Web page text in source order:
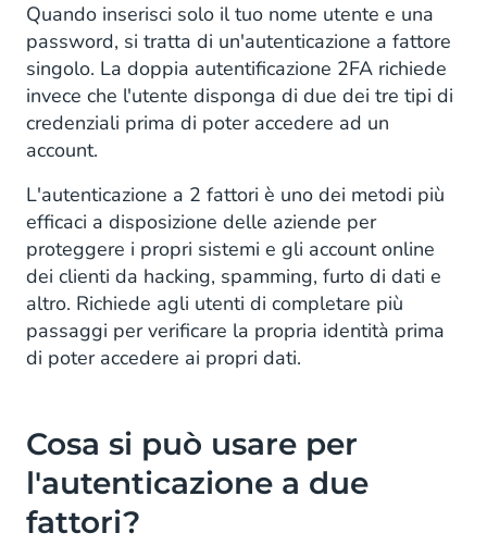
Quando inserisci solo il tuo nome utente e una
password, si tratta di un'autenticazione a fattore
singolo. La doppia autentificazione 2FA richiede
invece che l'utente disponga di due dei tre tipi di
credenziali prima di poter accedere ad un
account.
L'autenticazione a 2 fattori è uno dei metodi più
efficaci a disposizione delle aziende per
proteggere i propri sistemi e gli account online
dei clienti da hacking, spamming, furto di dati e
altro. Richiede agli utenti di completare più
passaggi per verificare la propria identità prima
di poter accedere ai propri dati.
Cosa si può usare per
l'autenticazione a due
fattori?